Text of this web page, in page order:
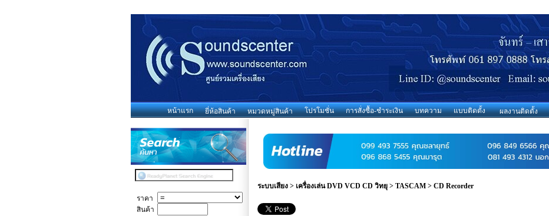
หน้าแรก ยี่ห้อสินค้า หมวดหมู่สินค้า โปรโมชั่น การสั่งซื้อ-ชำระเงิน บทความ แบบติดตั้ง ผลงานติดตั้ง
ราคา
สินค้า
ระบบเสียง > เครื่องเล่น DVD VCD CD วิทยุ >TASCAM >CD Recorder